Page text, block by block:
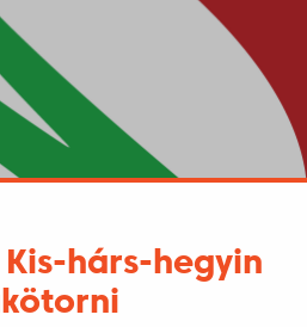
hárs-hegyin